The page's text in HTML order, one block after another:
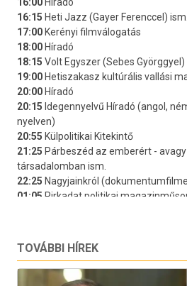
TOVÁBBI HÍREK